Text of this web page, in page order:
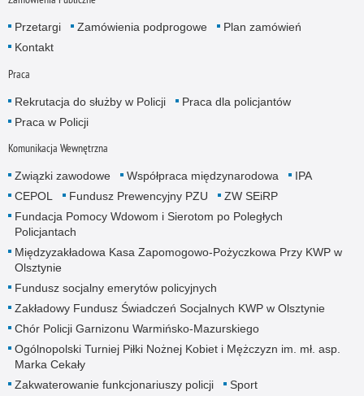
Przetargi Zamówienia podprogowe
Plan zamówień
Kontakt
Praca
Rekrutacja do służby w Policji
Praca dla policjantów
Praca w Policji
Komunikacja Wewnętrzna
Związki zawodowe Współpraca międzynarodowa
IPA
CEPOL
Fundusz Prewencyjny PZU
ZW SEiRP
Fundacja Pomocy Wdowom i Sierotom po Poległych
Policjantach
Międzyzakładowa Kasa Zapomogowo-Pożyczkowa Przy KWP w
Olsztynie
Fundusz socjalny emerytów policyjnych
Zakładowy Fundusz Świadczeń Socjalnych KWP w Olsztynie
Chór Policji Garnizonu Warmińsko-Mazurskiego
Ogólnopolski Turniej Piłki Nożnej Kobiet i Mężczyzn im. mł. asp.
Marka Cekały
Zakwaterowanie funkcjonariuszy policji
Sport